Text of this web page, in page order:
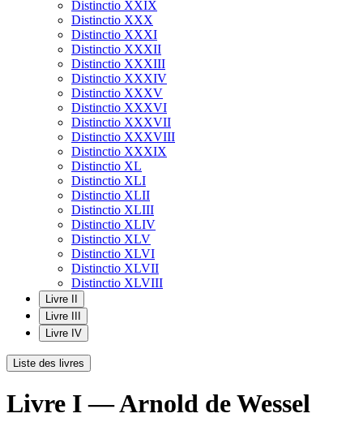
Distinctio XXIX
Distinctio XXX
Distinctio XXXI
Distinctio XXXII
Distinctio XXXIII
Distinctio XXXIV
Distinctio XXXV
Distinctio XXXVI
Distinctio XXXVII
Distinctio XXXVIII
Distinctio XXXIX
Distinctio XL
Distinctio XLI
Distinctio XLII
Distinctio XLIII
Distinctio XLIV
Distinctio XLV
Distinctio XLVI
Distinctio XLVII
Distinctio XLVIII
Livre II
Livre III
Livre IV
Liste des livres
Livre I — Arnold de Wessel